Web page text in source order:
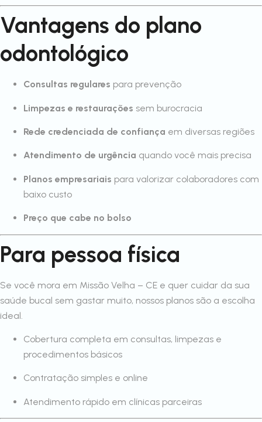
Vantagens do plano
odontológico
Consultas regulares para prevenção
Limpezas e restaurações sem burocracia
Rede credenciada de confiança em diversas regiões
Atendimento de urgência quando você mais precisa
Planos empresariais para valorizar colaboradores com
baixo custo
Preço que cabe no bolso
Para pessoa física
Se você mora em Missão Velha – CE e quer cuidar da sua
saúde bucal sem gastar muito, nossos planos são a escolha
ideal.
Cobertura completa em consultas, limpezas e
procedimentos básicos
Contratação simples e online
Atendimento rápido em clínicas parceiras